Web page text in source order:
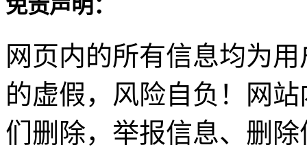
免责声明：
网页内的所有信息均为
的虚假，风险自负！网
们删除，举报信息、删